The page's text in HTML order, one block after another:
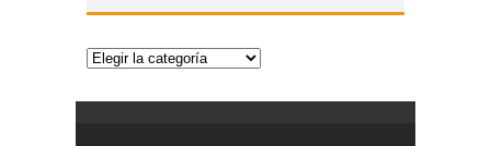
Categorías